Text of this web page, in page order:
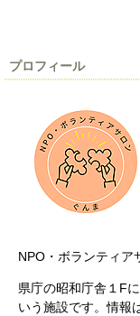
プロフィール
NPO・ボランティア
県庁の昭和庁舎１F
いう施設です。情報